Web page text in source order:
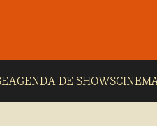
AGENDA DE SHOWS